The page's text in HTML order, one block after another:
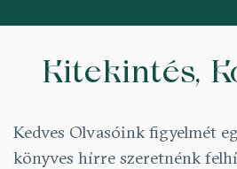
tartalomraKitekintés,
Kedves Olvasóink figyelmét
könyves hírre szeretnénk